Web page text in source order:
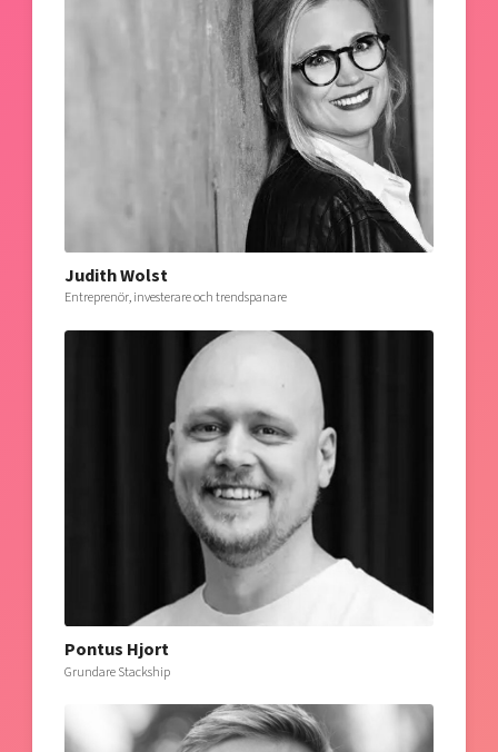
Judith Wolst
Entreprenör, investerare och trendspanare
Pontus Hjort
Grundare Stackship